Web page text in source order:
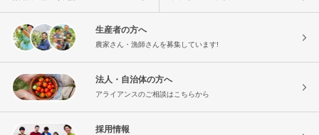
生産者の方へ
農家さん・漁師さんを募集しています!
法人・自治体の方へ
アライアンスのご相談はこちらから
採用情報